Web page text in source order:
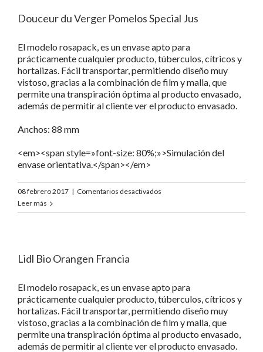
Douceur du Verger Pomelos Special Jus
El modelo rosapack, es un envase apto para
prácticamente cualquier producto, túberculos, cítricos y
hortalizas. Fácil transportar, permitiendo diseño muy
vistoso, gracias a la combinación de film y malla, que
permite una transpiración óptima al producto envasado,
además de permitir al cliente ver el producto envasado.
Anchos: 88 mm
<em><span style=»font-size: 80%;»>Simulación del
envase orientativa.</span></em>
08 febrero 2017 | Comentarios desactivados
du
Leer más
Lidl Bio Orangen Francia
El modelo rosapack, es un envase apto para
prácticamente cualquier producto, túberculos, cítricos y
hortalizas. Fácil transportar, permitiendo diseño muy
vistoso, gracias a la combinación de film y malla, que
permite una transpiración óptima al producto envasado,
además de permitir al cliente ver el producto envasado.